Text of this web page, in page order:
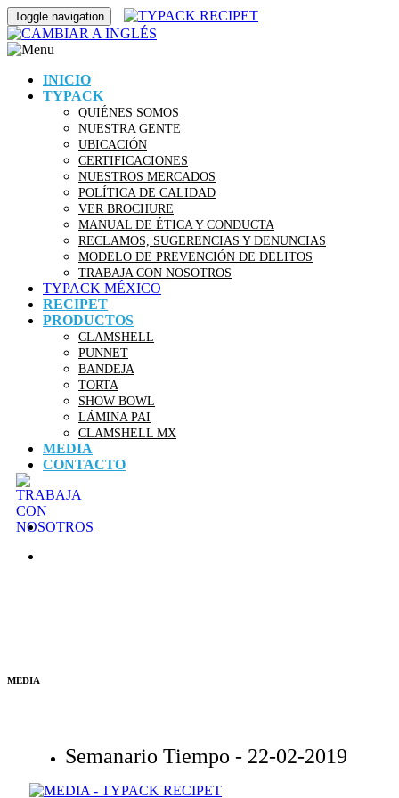
Toggle navigation
INICIO
TYPACK
QUIÉNES SOMOS
NUESTRA GENTE
UBICACIÓN
CERTIFICACIONES
NUESTROS MERCADOS
POLÍTICA DE CALIDAD
VER BROCHURE
MANUAL DE ÉTICA Y CONDUCTA
RECLAMOS, SUGERENCIAS Y DENUNCIAS
MODELO DE PREVENCIÓN DE DELITOS
TRABAJA CON NOSOTROS
TYPACK MÉXICO
RECIPET
PRODUCTOS
CLAMSHELL
PUNNET
BANDEJA
TORTA
SHOW BOWL
LÁMINA PAI
CLAMSHELL MX
MEDIA
CONTACTO
MEDIA
Semanario Tiempo - 22-02-2019